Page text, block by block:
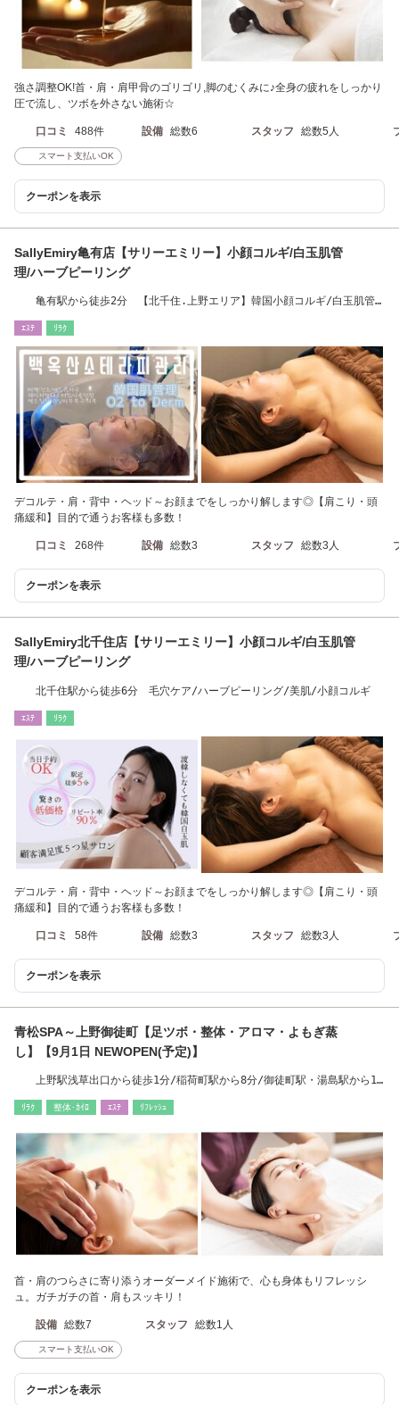
強さ調整OK!首・肩・肩甲骨のゴリゴリ,脚のむくみに♪全身の疲れをしっかり
圧で流し、ツボを外さない施術☆
口コミ 488件 設備 総数6 スタッフ 総数5人
スマート支払いOK
クーポンを表示
SallyEmiry亀有店【サリーエミリー】小顔コルギ/白玉肌管
理/ハーブピーリング
亀有駅から徒歩2分 【北千住.上野エリア】韓国小顔コルギ/白玉肌管
ｴｽﾃ ﾘﾗｸ
デコルテ・肩・背中・ヘッド～お顔までをしっかり解します◎【肩こり・頭
痛緩和】目的で通うお客様も多数！
口コミ 268件 設備 総数3 スタッフ 総数3人
クーポンを表示
SallyEmiry北千住店【サリーエミリー】小顔コルギ/白玉肌管
理/ハーブピーリング
北千住駅から徒歩6分 毛穴ケア/ハーブピーリング/美肌/小顔コルギ
ｴｽﾃ ﾘﾗｸ
デコルテ・肩・背中・ヘッド～お顔までをしっかり解します◎【肩こり・頭
痛緩和】目的で通うお客様も多数！
口コミ 58件 設備 総数3 スタッフ 総数3人
クーポンを表示
青松SPA～上野御徒町【足ツボ・整体・アロマ・よもぎ蒸
し】【9月1日 NEWOPEN(予定)】
上野駅浅草出口から徒歩1分/稲荷町駅から8分/御徒町駅・湯島駅から10
ﾘﾗｸ 整体･ｶｲﾛ ｴｽﾃ ﾘﾌﾚｯｼｭ
首・肩のつらさに寄り添うオーダーメイド施術で、心も身体もリフレッシ
ュ。ガチガチの首・肩もスッキリ！
設備 総数7 スタッフ 総数1人
スマート支払いOK
クーポンを表示